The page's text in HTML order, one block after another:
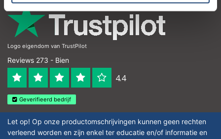
Logo eigendom van TrustPilot
Reviews 273 - Bien
4.4
Geverifieerd bedrijf
Let op! Op onze productomschrijvingen kunnen geen rechten
verleend worden en zijn enkel ter educatie en/of informatie en